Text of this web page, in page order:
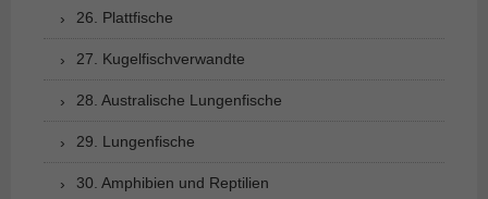
26. Plattfische
27. Kugelfischverwandte
28. Australische Lungenfische
29. Lungenfische
30. Amphibien und Reptilien